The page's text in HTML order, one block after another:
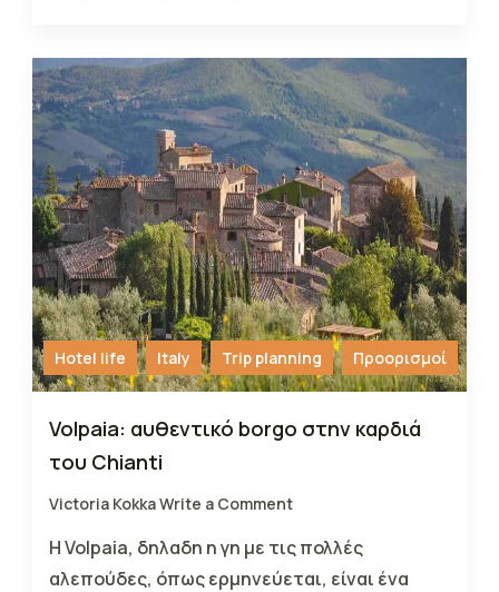
Hotel life Italy Trip planning Προορισμοί
Volpaia: αυθεντικό borgo στην καρδιά
του Chianti
Victoria KokkaWrite a Comment
Η Volpaia, δηλαδη η γη με τις πολλές
αλεπούδες, όπως ερμηνεύεται, είναι ένα